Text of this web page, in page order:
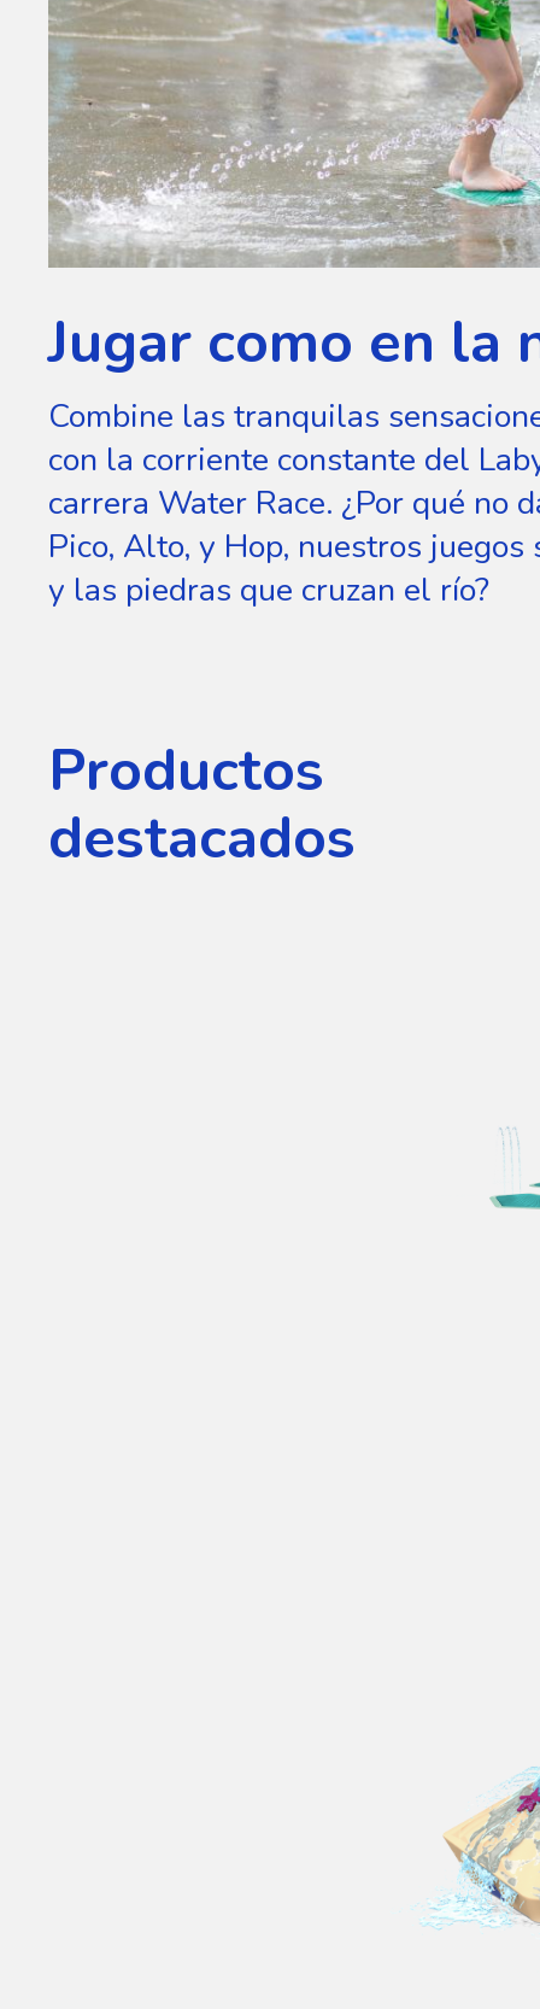
Jugar como en la
Combine las tranquilas
con la corriente constante del
carrera Water Race. ¿Por qué no
Pico, Alto, y Hop, nuestros
y las piedras que cruzan el río?
Productos
destacados